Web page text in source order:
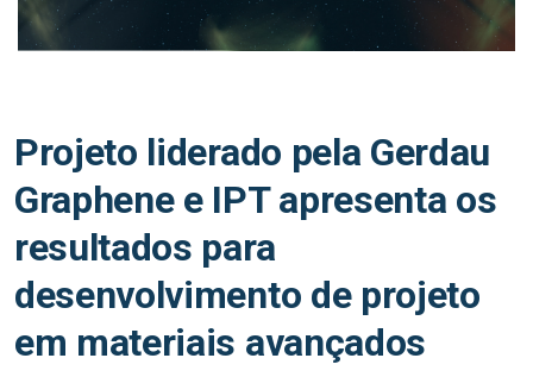
Projeto liderado pela Gerdau
Graphene e IPT apresenta os
resultados para
desenvolvimento de projeto
em materiais avançados